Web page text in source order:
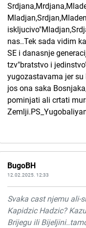
nas..Tek sada vidim
SE i danasnje
tzv"bratstvo i
yugozastavama jer
jos ona saka
pominjati ali crtati
BugoBH
12.02.2025. 12:33
Svaka cast njemu ali-
Kapidzic Hadzic?
Brijegu ili